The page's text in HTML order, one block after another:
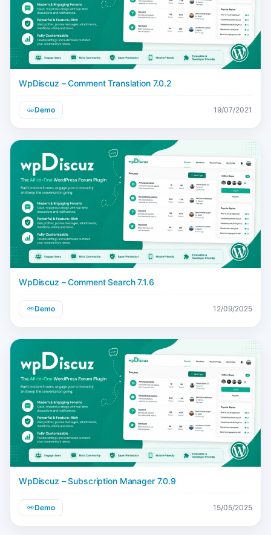
WpDiscuz – Comment Translation 7.0.2
Demo 19/07/2021
WpDiscuz – Comment Search 7.1.6
Demo 12/09/2025
WpDiscuz – Subscription Manager 7.0.9
Demo 15/05/2025